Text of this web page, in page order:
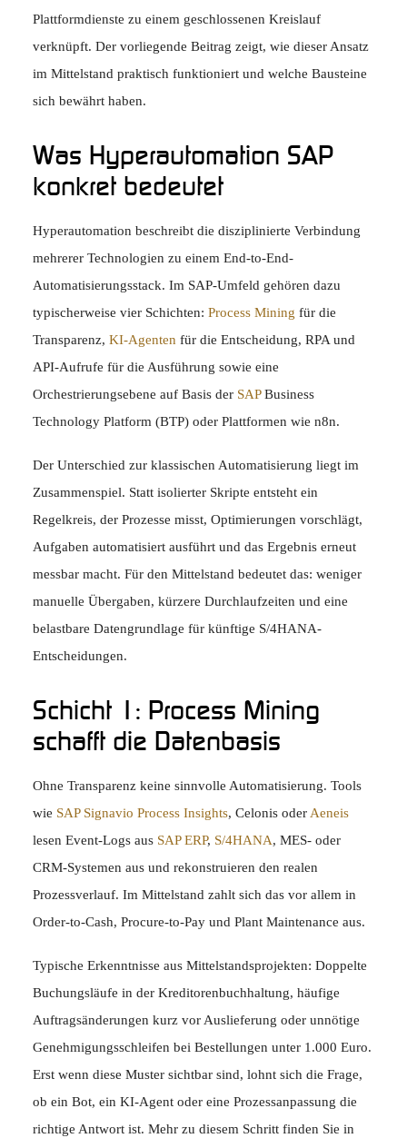
Plattformdienste zu einem geschlossenen Kreislauf
verknüpft. Der vorliegende Beitrag zeigt, wie dieser Ansatz
im Mittelstand praktisch funktioniert und welche Bausteine
sich bewährt haben.
Was Hyperautomation SAP
konkret bedeutet
Hyperautomation beschreibt die disziplinierte Verbindung
mehrerer Technologien zu einem End-to-End-
Automatisierungsstack. Im SAP-Umfeld gehören dazu
typischerweise vier Schichten: Process Mining für die
Transparenz, KI-Agenten für die Entscheidung, RPA und
API-Aufrufe für die Ausführung sowie eine
Orchestrierungsebene auf Basis der SAPBusiness
Technology Platform (BTP) oder Plattformen wie n8n.
Der Unterschied zur klassischen Automatisierung liegt im
Zusammenspiel. Statt isolierter Skripte entsteht ein
Regelkreis, der Prozesse misst, Optimierungen vorschlägt,
Aufgaben automatisiert ausführt und das Ergebnis erneut
messbar macht. Für den Mittelstand bedeutet das: weniger
manuelle Übergaben, kürzere Durchlaufzeiten und eine
belastbare Datengrundlage für künftige S/4HANA-
Entscheidungen.
Schicht 1: Process Mining
schafft die Datenbasis
Ohne Transparenz keine sinnvolle Automatisierung. Tools
wie SAP Signavio Process Insights, Celonis oder Aeneis
lesen Event-Logs aus SAP ERP, S/4HANA, MES- oder
CRM-Systemen aus und rekonstruieren den realen
Prozessverlauf. Im Mittelstand zahlt sich das vor allem in
Order-to-Cash, Procure-to-Pay und Plant Maintenance aus.
Typische Erkenntnisse aus Mittelstandsprojekten: Doppelte
Buchungsläufe in der Kreditorenbuchhaltung, häufige
Auftragsänderungen kurz vor Auslieferung oder unnötige
Genehmigungsschleifen bei Bestellungen unter 1.000 Euro.
Erst wenn diese Muster sichtbar sind, lohnt sich die Frage,
ob ein Bot, ein KI-Agent oder eine Prozessanpassung die
richtige Antwort ist. Mehr zu diesem Schritt finden Sie in